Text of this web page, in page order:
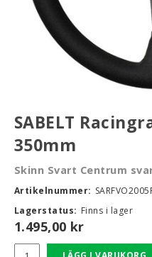
SABELT
350mm
Skinn Svart Centrum
Artikelnummer:
Lagerstatus: Finns i lager
1.495,00 kr